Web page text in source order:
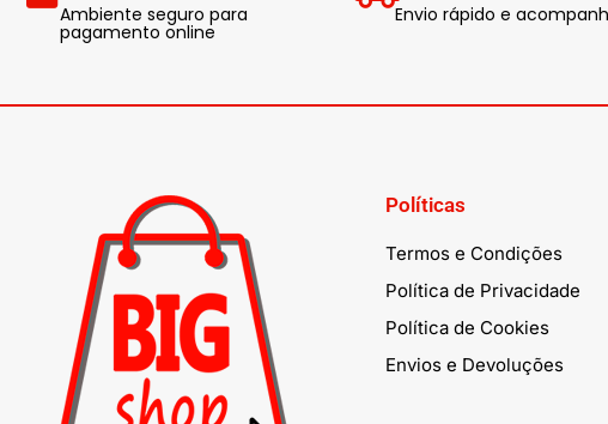
Ambiente seguro para
pagamento online
Envio rápido e
Políticas
Termos e Condições
Política de Privacidade
Política de Cookies
Envios e Devoluções